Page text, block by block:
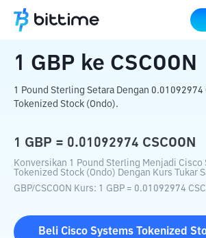
Beranda Konverter Kripto ke
1 GBP ke CSCOON
1 Pound Sterling Setara Dengan 0.01092974
Tokenized Stock (Ondo).
1 GBP = 0.01092974 CSCOON
Konversikan 1 Pound Sterling Menjadi Cisco
Tokenized Stock (Ondo) Dengan Kurs Tukar
GBP/CSCOON Kurs: 1 GBP = 0.01092974
Beli Cisco Systems Tokenized